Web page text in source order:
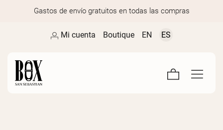
Gastos de envío gratuitos en todas las compras
Mi cuenta Boutique EN ES